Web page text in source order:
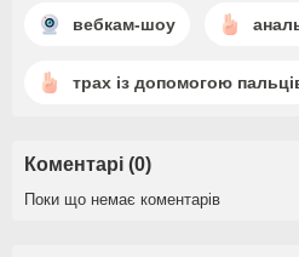
вебкам-шоу
трах із допомогою
Коментарі (0)
Поки що немає коментарів